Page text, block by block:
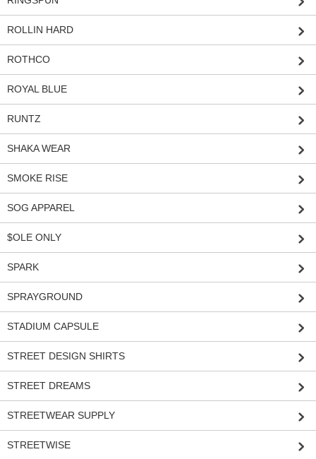
ROLLIN HARD
ROTHCO
ROYAL BLUE
RUNTZ
SHAKA WEAR
SMOKE RISE
SOG APPAREL
$OLE ONLY
SPARK
SPRAYGROUND
STADIUM CAPSULE
STREET DESIGN SHIRTS
STREET DREAMS
STREETWEAR SUPPLY
STREETWISE